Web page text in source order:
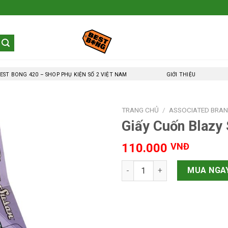
BONG 420 – SHOP PHỤ KIỆN SỐ 2 VIỆT NAM GIỚI THIỆU
TRANG CHỦ / ASSOCIATED
Giấy Cuốn
110.000 VNĐ
Giấy Cuốn Blazy Susan Tím
MUA